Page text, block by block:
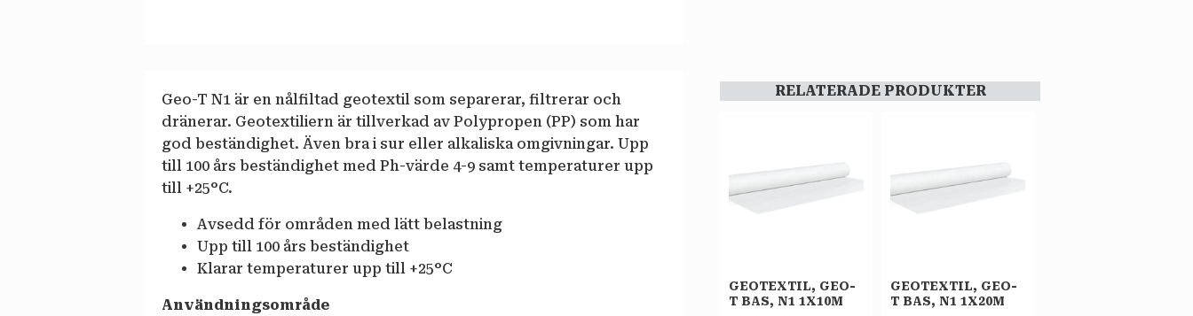
Geo-T N1 är en nålfiltad geotextil som separerar, filtrerar och
dränerar. Geotextiliern är tillverkad av Polypropen (PP) som har
god beständighet. Även bra i sur eller alkaliska omgivningar. Upp
till 100 års beständighet med Ph-värde 4-9 samt temperaturer upp
till +25°C.
Avsedd för områden med lätt belastning
Upp till 100 års beständighet
Klarar temperaturer upp till +25°C
Användningsområde
RELATERADE PRODUKTER
GEOTEXTIL, GEO-
T BAS, N1 1X10M
GEOTEXTIL, GEO-
T BAS, N1 1X20M